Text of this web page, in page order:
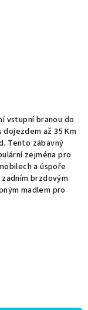
vstupní branou do
až 35 Km
Tento zábavný
zejména pro
a úspoře
brzdovým
madlem pro